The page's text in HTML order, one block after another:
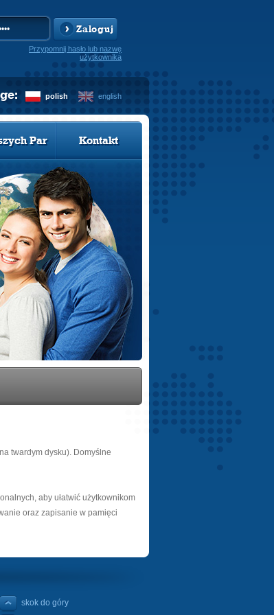
Zaloguj
Przypomnij hasło lub nazwę
użytkownika
polish english
Par Kontakt
twardym dysku). Domyślne
aby ułatwić użytkownikom
oraz zapisanie w pamięci
skok do góry